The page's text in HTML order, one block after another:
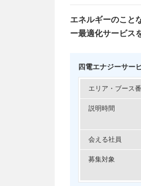
エネルギーのこと
ー最適化サービス
四電エナジーサー
エリア・ブース
説明時間
会える社員
募集対象